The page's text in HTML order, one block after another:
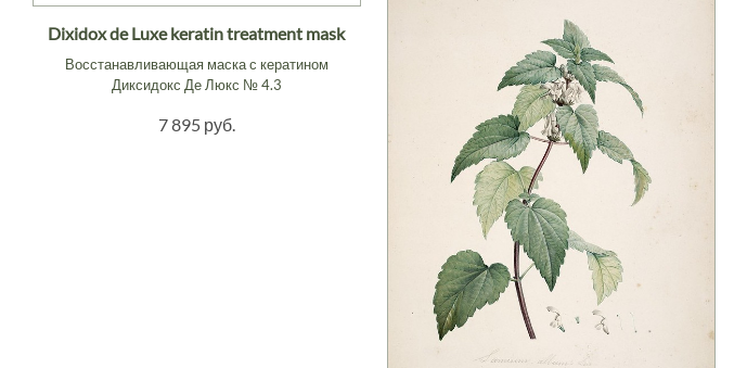
Dixidox de Luxe keratin treatment mask
Восстанавливающая маска с кератином
Диксидокс Де Люкс № 4.3
7 895 руб.